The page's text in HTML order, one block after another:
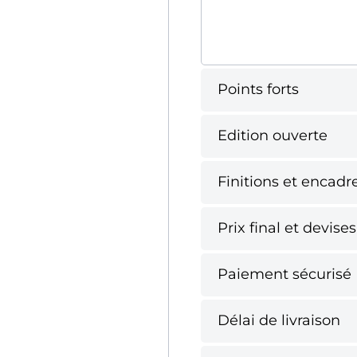
Points forts
Edition ouverte
Finitions et
Prix final et devises
Paiement sécurisé
Délai de livraison